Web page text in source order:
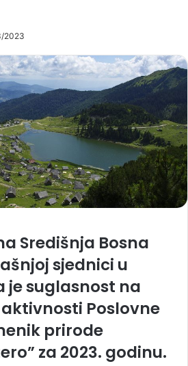
2023
Središnja Bosna
sjednici u
je suglasnost na
Poslovne
prirode
za 2023. godinu.